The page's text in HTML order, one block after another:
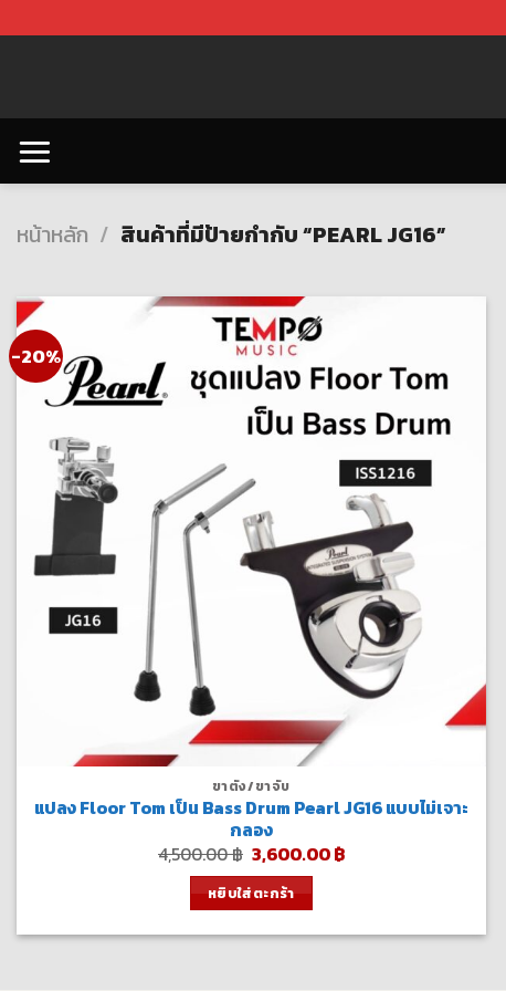
to
หน้าหลัก / สินค้าที่มีป้ายกำกับ “PEARL JG16”
-20%
ขาตั้ง/ขาจับ
แปลง Floor Tom เป็น Bass Drum Pearl JG16 แบบไม่เจาะ
กลอง
4,500.00฿ Original
price
was:
4,500.00 ฿.
3,600.00฿Current
หยิบใส่ตะกร้า